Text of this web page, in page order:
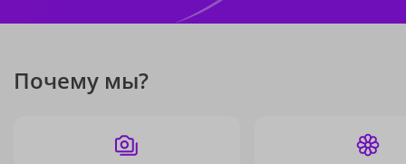
Почему мы?